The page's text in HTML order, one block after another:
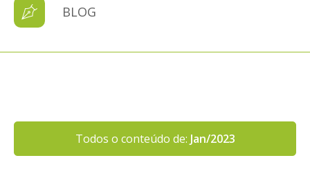
BLOG
Todos o conteúdo de: Jan/2023